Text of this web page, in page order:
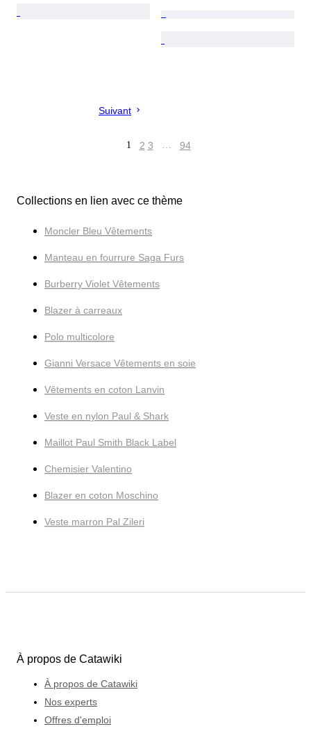
Suivant
1 2 3 … 94
Collections en lien avec ce thème
Moncler Bleu Vêtements
Manteau en fourrure Saga Furs
Burberry Violet Vêtements
Blazer à carreaux
Polo multicolore
Gianni Versace Vêtements en soie
Vêtements en coton Lanvin
Veste en nylon Paul & Shark
Maillot Paul Smith Black Label
Chemisier Valentino
Blazer en coton Moschino
Veste marron Pal Zileri
À propos de Catawiki
À propos de Catawiki
Nos experts
Offres d'emploi